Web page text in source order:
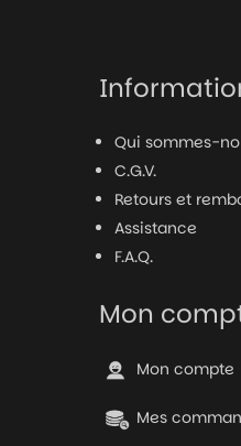
Qui sommes-
C.G.V.
Retours et
Assistance
F.A.Q.
Mon
Mon compte
Mes